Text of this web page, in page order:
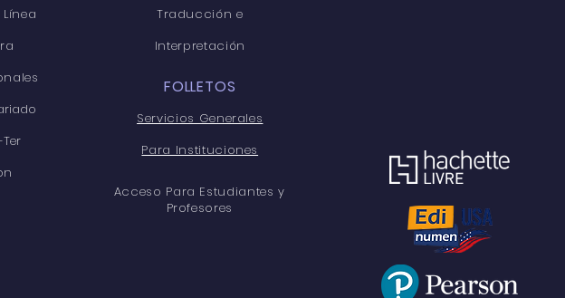
Traducción e
Interpretación
FOLLETOS
Servicios Generales
Para Instituciones
Acceso Para Estudiantes y
Profesores